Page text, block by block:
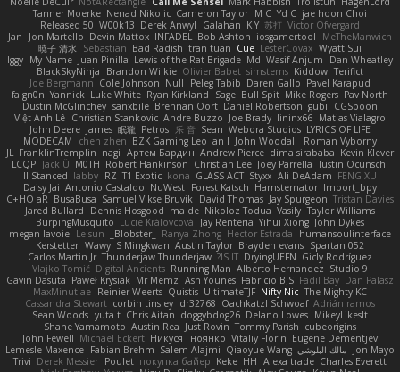
jae hoon Choi
Yd C
M C
Cameron Taylor
Nenad Nikolic
Tanner Moerke
Victor Ofvergard
苏打
K Y
Galahan
Derek Anwyl
W00k13
Released 50
MeTheManwich
iosgamertool
Bob Ashton
INFADEL
Devin Mattox
Jon Martello
Jan
Wyatt Sui
LesterCovax
Cue
tran tuan
Bad Radish
Sebastian
暁子 清水
Dan Wheatley
Md. Wasif Anjum
Lewis of the Rat Brigade
Juan Pinilla
My Name
Iggy
Terifict
Kiddow
simsterns
Olivier Babet
Brandon Wilkie
BlackSkyNinja
Pavel Karapud
Daren Gallo
Peleg Tabib
Null
Cole Johnson
Joe Bergmann
Pav North
Mike Rogers
Bull Spit
Sage
Ryan Kirkland
Luke White
Yannick
falgn0n
CGSpoon
gubi
Daniel Robertson
Brennan Oort
sanxbile
Dustin McGlinchey
Matias Vialagro
lininx66
Joe Brady
Andre Buzzo
Christian Stankovic
Việt Anh Lê
LYRICS OF LIFE
Webora Studios
Sean
乐 音
Petros
眠瓏
James
John Deere
Roman Vyborny
John Woodall
an l
BZK Gaming Leo
chen zhen
MODECAM
Kevin Klever
dima sirababa
Andrew Pierce
Артем Бардин
nagi
FranklinTremplin
JL
Iustin Ocunschi
Joey Parrella
Christian Lee
Robert Hankinson
M0TH
Jack Ü
LCQP
FENG XU
Ali DeAdam
Styxx
GLASS ACT
kona
T1 Exotic
RZ
abby!
ll Stanced
Import_bpy
Hamsternator
Forest Katsch
NuWest
Antonio Castaldo
Daisy Jai
Tristan Davies
Jay Spurgeon
David Thomas
Samuel Vikse Bruvik
BusaBusa
C+HO aR
Taylor Williams
Vasily
Nikoloz Todua
ma de
Dennis Hosgood
Jared Bullard
John Dykes
Yihui Xiong
Jay Renteria
Lucie Královcová
BurpingMusquito
humansoulinterface
Hector Estrada
Ranya Zhong
_Blobster_
Le sun
megan lavoie
Spartan 052
Brayden evans
Austin Taylor
S Mingkwan
Wawy
Kerstetter
Gicly Rodríguez
DryingUEFN
IS IT?
Thunderjaw Thunderjaw
Carlos Martin Jr
Studio 9
Alberto Hernandez
Running Man
Digital Ancients
Vlajko Tomić
Dan Palasz
Fadil Bay
Fabricio BJS
Ash Younes
Mr Memz
Paweł Krysiak
Gavin Dasuta
The Mighty KC
Nifty Nic
UltimateTJF
Quistis
Reinier Weerts
MaxMinutiae
Adrián ramos
Oachkatzl Schwoaf
dr32768
corbin tinsley
Cassandra Stewart
MikeyLikesIt
Delano Lowes
doggybdog26
Chris Aitan
yuta t
Sean Woods
cubeorigins
Tommy Parish
Just Rovin
Austin Rea
Shane Yamamoto
Eugene Dementjev
Vitaliy Florin
Никуся Гноянко
Michael Eckert
John Fewell
Jon Mayo مالك البلوشي Qiaoyue Wang
Salem Alajmi
Fabian Brehm
Lemesle Maxence
Charles Everett
Alexa trade
HH
Keke
покупка байер
Poulet
Derek Messier
Trivi